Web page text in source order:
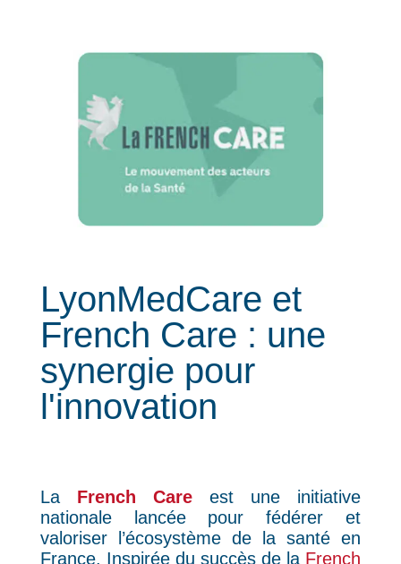
LyonMedCare et
French Care : une
synergie pour
l'innovation
La French Careest une initiative
nationale lancée pour fédérer et
valoriser l’écosystème de la santé en
France. Inspirée du succès de la French